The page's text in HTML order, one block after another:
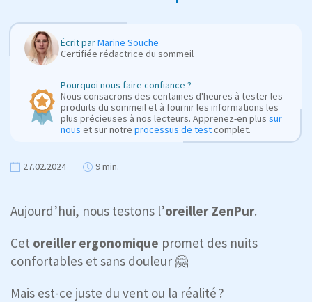
Écrit parMarine Souche
Certifiée rédactrice du sommeil
Pourquoi nous faire confiance ?
Nous consacrons des centaines d'heures à tester les
produits du sommeil et à fournir les informations les
plus précieuses à nos lecteurs. Apprenez-en plus sur
nous et sur notre processus de testcomplet.
27.02.2024 9 min.
Aujourd’hui, nous testons l’oreiller ZenPur.
Cet oreiller ergonomique promet des nuits
confortables et sans douleur 🤗
Mais est-ce juste du vent ou la réalité ?